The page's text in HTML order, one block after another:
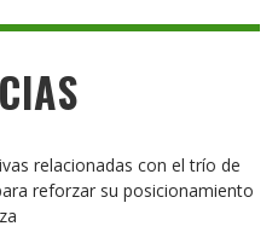
relacionadas con el trío de
reforzar su posicionamiento